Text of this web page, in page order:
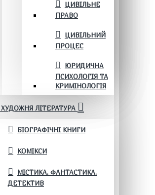
ЦИВІЛЬНЕ
ПРАВО
ЦИВІЛЬНИЙ
ПРОЦЕС
ЮРИДИЧНА
ПСИХОЛОГІЯ ТА
КРИМІНОЛОГІЯ
ХУДОЖНЯ ЛІТЕРАТУРА
БІОГРАФІЧНІ КНИГИ
КОМІКСИ
МІСТИКА. ФАНТАСТИКА.
ДЕТЕКТИВ